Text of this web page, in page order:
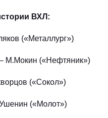
ВХЛ:
(«Металлург»)
М.Мокин («Нефтяник»)
(«Сокол»)
(«Молот»)